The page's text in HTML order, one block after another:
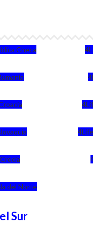
Checa
del Norte
Sur